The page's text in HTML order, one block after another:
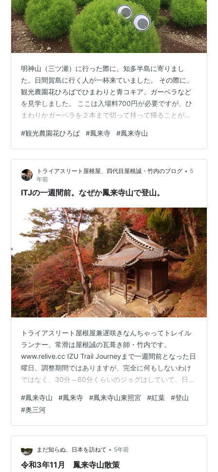
明神山（三ツ瀬）に行った際に、知多半島に寄りまし
た。日間賀島に行く人が一杯来ていました。 その際に、
観光農園花ひろばでひまわりと青コキア、ガーベラなど
を見学しました。 ここは入場料700円が必要ですが、ひ
まわりかガーベラを２本まで切って持って帰ることがで
ます） とても広い農園です。 その後、時間があったので
鳳来寺山（695ｍ）をハイキングしました。 花ひろば入
口付近です。松葉ボタンが一杯です。 次は青コキヤで
す。目玉が付けられています。 ひまわりエリアに移動で
す。手前の方は鋏で切り取られています。 ガーベラは温
室で栽培です。 その後、鳳来寺山に…
#観光農園花ひろば #鳳来寺 #鳳来寺山
トライアスリート屋根屋、四代目屋根誠・竹内のブログ • 5
年前
ITJの一週間前。なぜか鳳来寺山で登山。
トライアスリート屋根屋兼遅咲きなんちゃってトレイル
ランナー、常滑は屋根誠の瓦葺き師・竹内です。
www.relive.cc IZU Trail Journeyまで一週間前となった日
曜日。調整期間ではありますが、完全に何もしないわけ
ではなく、30分～60分くらいのジョグはしていて、日曜
け刺激が入るように走りました。上り下りに使う筋肉っ
て、やらないと動きを忘れちゃうんですよね。 1時間のラ
ンを終えてシャワーを浴び、朝ごはんを食べてから向か
った先は、愛知県東部にある鳳来寺山です。 女房が行っ
てみたいと言っていて、僕も登ったことがなかったし、
女房による…
#鳳来寺山 #鳳来寺 #鳳来寺山東照宮 #紅葉 #登山
#奥三河
まだ知らぬ、日本を訪ねて • 5年前
令和3年11月 鳳来寺山散策